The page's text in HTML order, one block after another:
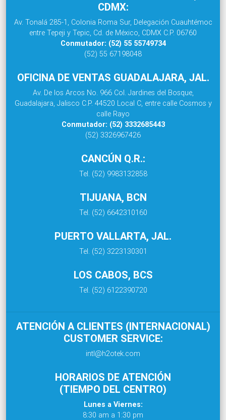
CDMX:
Av. Tonalá 285-1, Colonia Roma Sur, Delegación Cuauhtémoc
entre Tepeji y Tepic, Cd. de México, CDMX C.P. 06760
Conmutador: (52) 55 55749734
(52) 55 67198048
OFICINA DE VENTAS GUADALAJARA, JAL.
Av. De los Arcos No. 966 Col. Jardines del Bosque,
Guadalajara, Jalisco C.P. 44520 Local C, entre calle Cosmos y
calle Rayo
Conmutador: (52) 3332685443
(52) 3326967426
CANCÚN Q.R.:
Tel. (52) 9983132858
TIJUANA, BCN
Tel. (52) 6642310160
PUERTO VALLARTA, JAL.
Tel. (52) 3223130301
LOS CABOS, BCS
Tel. (52) 6122390720
ATENCIÓN A CLIENTES (INTERNACIONAL)
CUSTOMER SERVICE:
intl@h2otek.com
HORARIOS DE ATENCIÓN
(TIEMPO DEL CENTRO)
Lunes a Viernes:
8:30 am a 1:30 pm